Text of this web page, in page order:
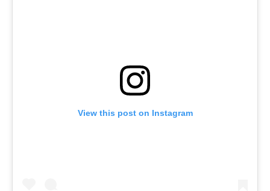
View this post on Instagram